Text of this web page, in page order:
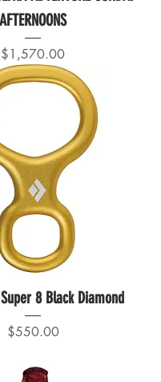
AFTERNOONS
Precio
$1,570.00
8 Black Diamond
Precio
$550.00